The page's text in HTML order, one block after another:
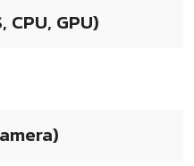
GPU)